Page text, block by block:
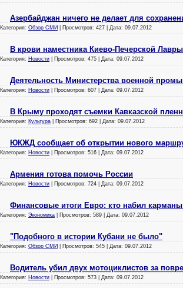
Азербайджан ничего не делает для
Категория: Обзор СМИ | Просмотров: 427 | Дата: 09.07.2012
В крови наместника Киево-Печерской
Категория: Новости | Просмотров: 475 | Дата: 09.07.2012
Деятельность Министерства военной
Категория: Новости | Просмотров: 607 | Дата: 09.07.2012
В Крыму проходят съемки Кавказской
Категория: Культура | Просмотров: 692 | Дата: 09.07.2012
ЮКЖД сообщает об открытии нового
Категория: Новости | Просмотров: 516 | Дата: 09.07.2012
Армения готова помочь России
Категория: Новости | Просмотров: 724 | Дата: 09.07.2012
Финансовые итоги Евро: кто набил
Категория: Экономика | Просмотров: 589 | Дата: 09.07.2012
"Подобного в истории Кубани не было"
Категория: Обзор СМИ | Просмотров: 545 | Дата: 09.07.2012
Водитель убил двух мотоциклистов за
Категория: Новости | Просмотров: 573 | Дата: 09.07.2012